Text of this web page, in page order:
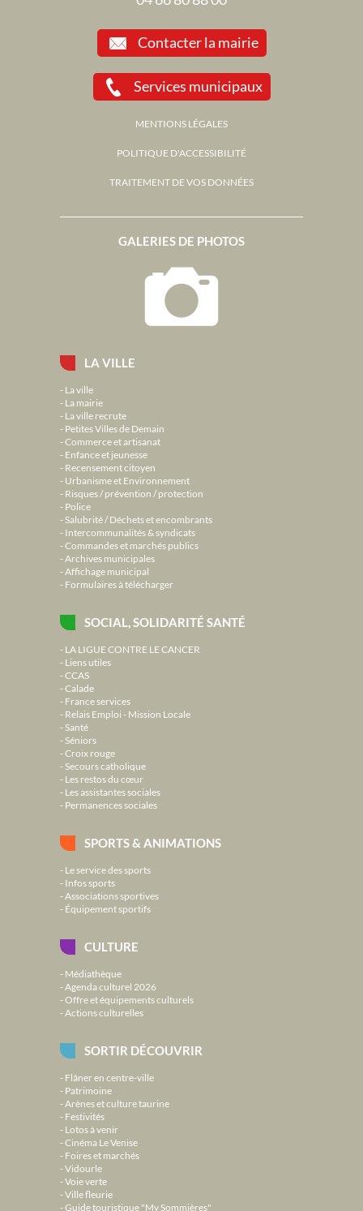
LA VILLE
La ville
La mairie
La ville recrute
Petites Villes de Demain
Commerce et artisanat
Enfance et jeunesse
Recensement citoyen
Urbanisme et Environnement
Risques / prévention / protection
Police
Salubrité / Déchets et encombrants
Intercommunalités & syndicats
Commandes et marchés publics
Archives municipales
Affichage municipal
Formulaires à télécharger
SOCIAL, SOLIDARITÉ SANTÉ
LA LIGUE CONTRE LE CANCER
Liens utiles
CCAS
Calade
France services
Relais Emploi - Mission Locale
Santé
Séniors
Croix rouge
Secours catholique
Les restos du cœur
Les assistantes sociales
Permanences sociales
SPORTS & ANIMATIONS
Le service des sports
Infos sports
Associations sportives
Équipement sportifs
CULTURE
Médiathèque
Agenda culturel 2026
Offre et équipements culturels
Actions culturelles
SORTIR DÉCOUVRIR
Flâner en centre-ville
Patrimoine
Arènes et culture taurine
Festivités
Lotos à venir
Cinéma Le Venise
Foires et marchés
Vidourle
Voie verte
Ville fleurie
Guide touristique "My Sommières"
GALERIES DE PHOTOS
Contacter la mairie
Services municipaux
MENTIONS LÉGALES
POLITIQUE D'ACCESSIBILITÉ
TRAITEMENT DE VOS DONNÉES